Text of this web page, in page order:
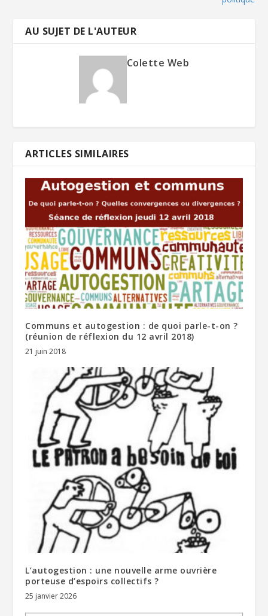
AU SUJET DE L'AUTEUR
Colette Web
ARTICLES SIMILAIRES
Communs et autogestion : de quoi parle-t-on ?
(réunion de réflexion du 12 avril 2018)
21 juin 2018
L’autogestion : une nouvelle arme ouvrière
porteuse d’espoirs collectifs ?
25 janvier 2026